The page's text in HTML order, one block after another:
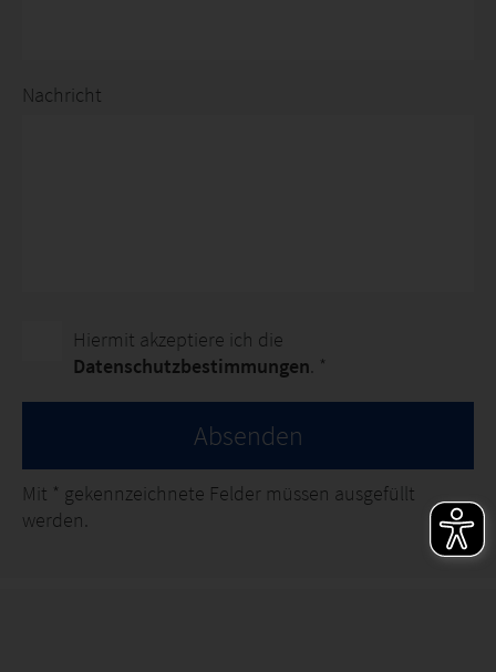
Nachricht
Hiermit akzeptiere ich die
Datenschutzbestimmungen . *
Absenden
Mit * gekennzeichnete Felder müssen ausgefüllt
werden.